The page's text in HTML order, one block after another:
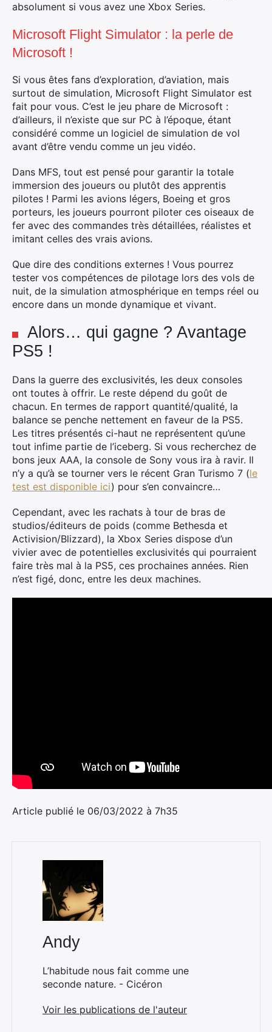
absolument si vous avez une Xbox Series.
Microsoft Flight Simulator : la perle de
Microsoft !
Si vous êtes fans d’exploration, d’aviation, mais
surtout de simulation, Microsoft Flight Simulator est
fait pour vous. C’est le jeu phare de Microsoft :
d’ailleurs, il n’existe que sur PC à l’époque, étant
considéré comme un logiciel de simulation de vol
avant d’être vendu comme un jeu vidéo.
Dans MFS, tout est pensé pour garantir la totale
immersion des joueurs ou plutôt des apprentis
pilotes ! Parmi les avions légers, Boeing et gros
porteurs, les joueurs pourront piloter ces oiseaux de
fer avec des commandes très détaillées, réalistes et
imitant celles des vrais avions.
Que dire des conditions externes ! Vous pourrez
tester vos compétences de pilotage lors des vols de
nuit, de la simulation atmosphérique en temps réel ou
encore dans un monde dynamique et vivant.
Alors… qui gagne ? Avantage
PS5 !
Dans la guerre des exclusivités, les deux consoles
ont toutes à offrir. Le reste dépend du goût de
chacun. En termes de rapport quantité/qualité, la
balance se penche nettement en faveur de la PS5.
Les titres présentés ci-haut ne représentent qu’une
tout infime partie de l’iceberg. Si vous recherchez de
bons jeux AAA, la console de Sony vous ira à ravir. Il
n’y a qu’à se tourner vers le récent Gran Turismo 7 (le
test est disponible ici) pour s’en convaincre…
Cependant, avec les rachats à tour de bras de
studios/éditeurs de poids (comme Bethesda et
Activision/Blizzard), la Xbox Series dispose d’un
vivier avec de potentielles exclusivités qui pourraient
faire très mal à la PS5, ces prochaines années. Rien
n’est figé, donc, entre les deux machines.
Article publié le 06/03/2022 à 7h35
Andy
L’habitude nous fait comme une
seconde nature. - Cicéron
Voir les publications de l'auteur
Rechercher
: